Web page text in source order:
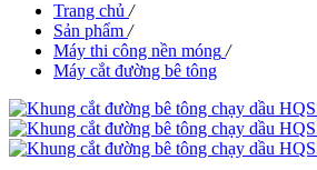
Trang chủ /
Sản phẩm /
Máy thi công nền móng /
Máy cắt đường bê tông